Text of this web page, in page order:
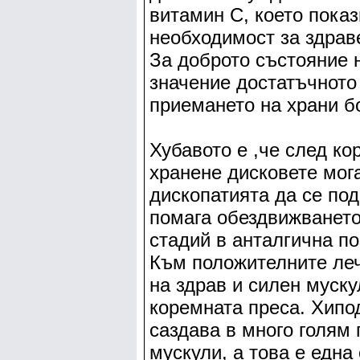
витамин С, което
необходимост за
За доброто състояние
значение
приемането на храни
Хубавото е ,че след
хранене дисковете
дископатията да се
помага
стадий в анталгична
Към положителните
на здрав и силен
коремната преса.
саздава в много голям
мускули, а това е